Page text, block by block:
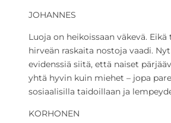
JOHANNES
Luoja on heikoissaan väkevä.
hirveän raskaita nostoja vaadi.
evidenssiä siitä, että naiset
yhtä hyvin kuin miehet – jopa
sosiaalisilla taidoillaan ja
KORHONEN